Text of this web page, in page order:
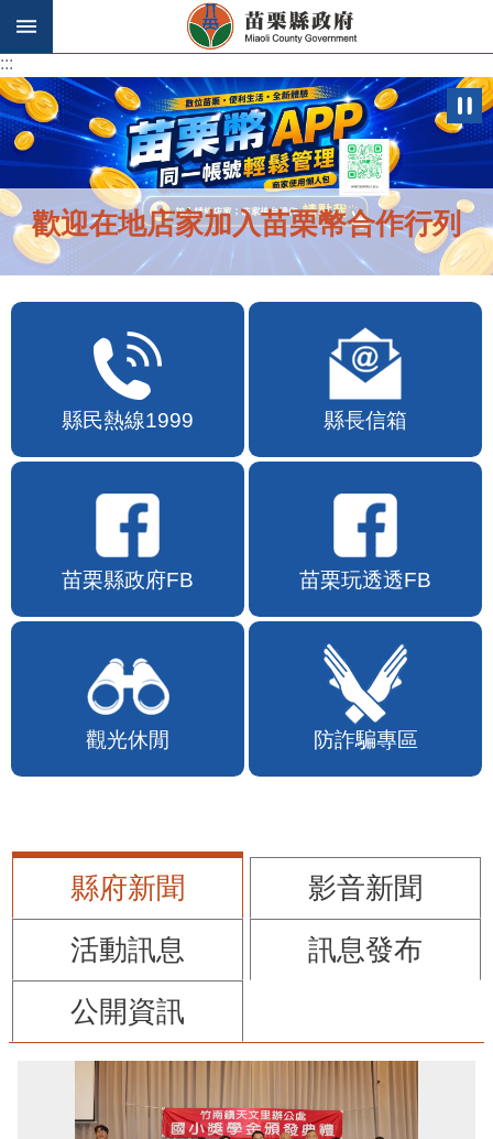
跳到主要內容區塊
:::
:::
歡迎在地店家加入苗栗幣合作行列
縣民熱線1999 縣長信箱
苗栗縣政府FB 苗栗玩透透FB
觀光休閒 防詐騙專區
縣府新聞
影音新聞
活動訊息
訊息發布
公開資訊